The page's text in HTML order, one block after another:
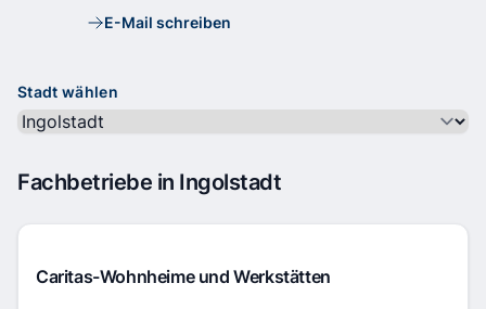
E-Mail
E-Mail schreiben
Stadt wählen
Fachbetriebe in Ingolstadt
Caritas-Wohnheime und Werkstätten